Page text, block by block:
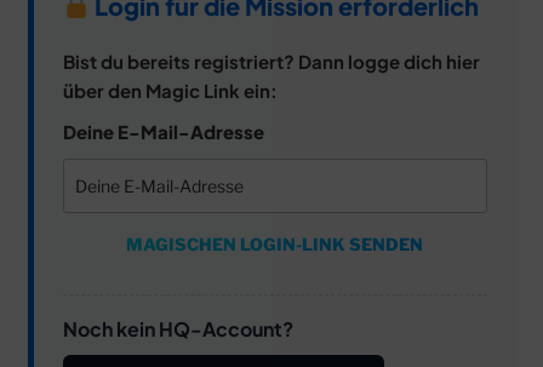
Bist du bereits registriert? Dann logge dich hier
über den Magic Link ein:
Deine E-Mail-Adresse
MAGISCHEN LOGIN-LINK SENDEN
Noch kein HQ-Account?